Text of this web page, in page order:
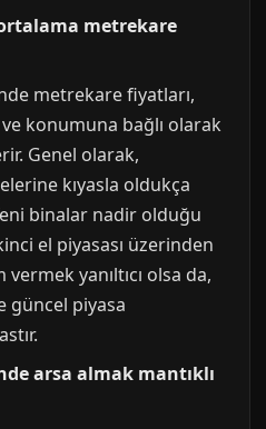
metrekare
metrekare fiyatları,
konumuna bağlı olarak
Genel olarak,
kıyasla oldukça
binalar nadir olduğu
el piyasası üzerinden
yanıltıcı olsa da,
güncel piyasa
arsa almak mantıklı